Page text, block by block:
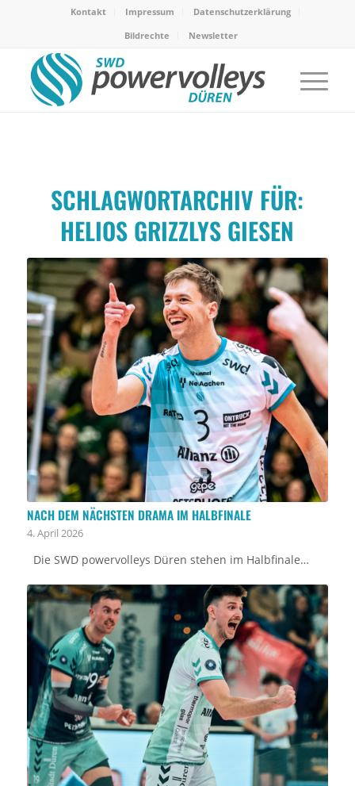
Kontakt Impressum
Datenschutzerklärung
Bildrechte
Newsletter
SCHLAGWORTARCHIV FÜR:
HELIOS GRIZZLYS GIESEN
NACH DEM NÄCHSTEN DRAMA IM HALBFINALE
4. April 2026
Die SWD powervolleys Düren stehen im Halbfinale…